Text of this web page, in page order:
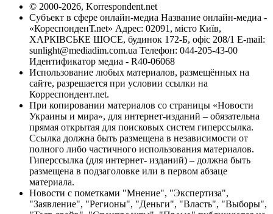
© 2000-2026, Korrespondent.net
Субъект в сфере онлайн-медиа Название онлайн-медиа -
«КореспонденТ.net» Адрес: 02091, місто Київ,
ХАРКІВСЬКЕ ШОСЕ, будинок 172-Б, офіс 208/1 E-mail:
sunlight@mediadim.com.ua Телефон: 044-205-43-00
Идентификатор медиа - R40-06068
Использование любых материалов, размещённых на
сайте, разрешается при условии ссылки на
Корреспондент.net.
При копировании материалов со страницы «Новости
Украины и мира», для интернет-изданий – обязательна
прямая открытая для поисковых систем гиперссылка.
Ссылка должна быть размещена в независимости от
полного либо частичного использования материалов.
Гиперссылка (для интернет- изданий) – должна быть
размещена в подзаголовке или в первом абзаце
материала.
Новости с пометками "Мнение", "Экспертиза",
"Заявление", "Регионы", "Деньги", "Власть", "Выборы",